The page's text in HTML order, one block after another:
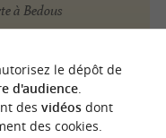
à Bedous
le dépôt de
d'audience.
des vidéosdont
des cookies.